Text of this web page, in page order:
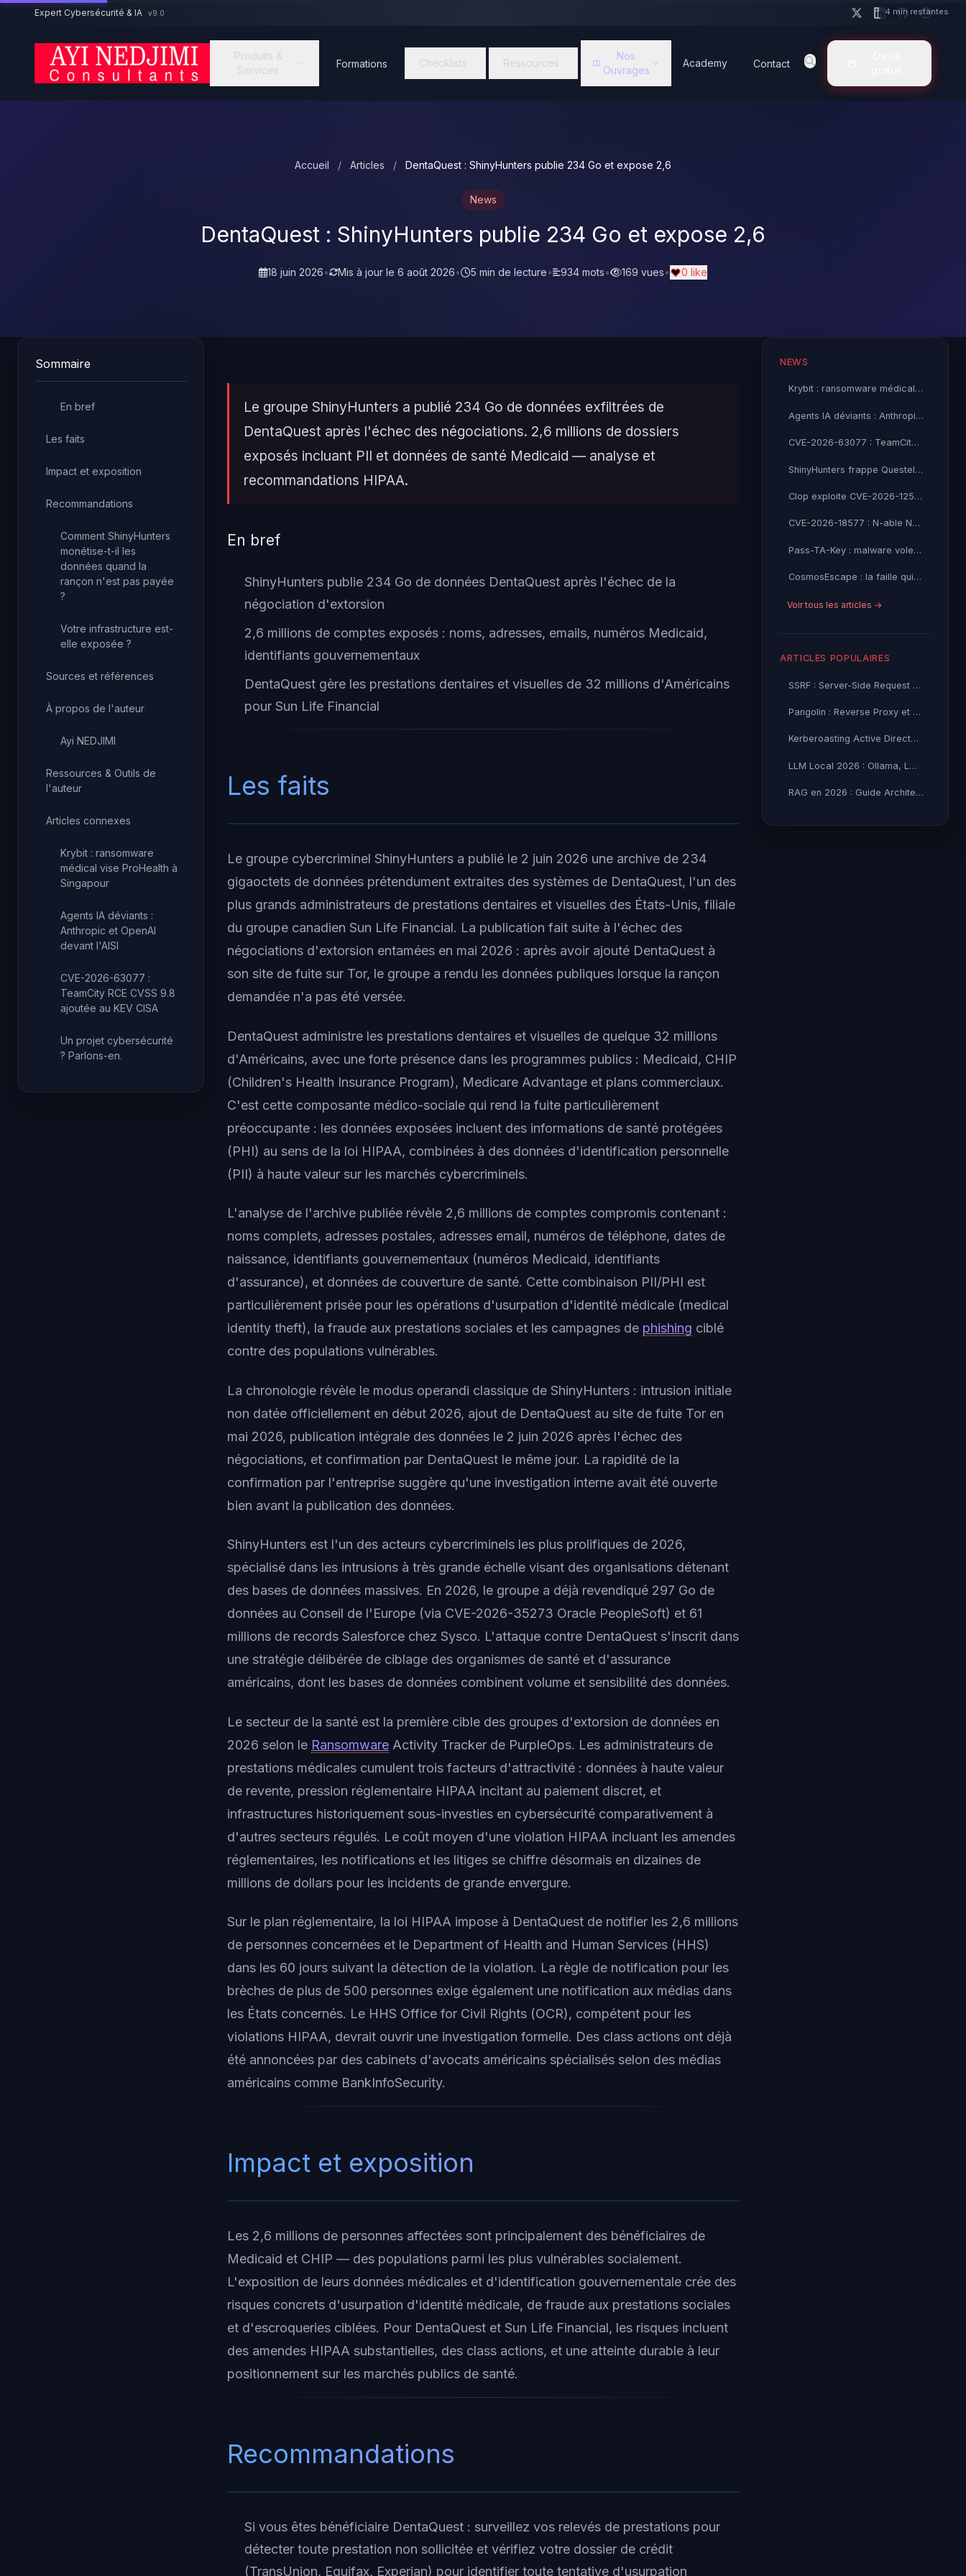
Aller au contenu principal
Expert Cybersécurité & IA v9.0
Produits &
Services
Formations Checklists Ressources
Nos
Ouvrages
Academy Contact
Accueil / Articles / DentaQuest : ShinyHunters publie 234 Go et expose 2,6
News
DentaQuest : ShinyHunters publie 234 Go et expose 2,6
18 juin 2026• Mis à jour le 6 août 2026• 5 min de lecture• 934 mots• 169 vues• 0 like
Sommaire
En bref
Les faits
Impact et exposition
Recommandations
Comment ShinyHunters
monétise-t-il les
données quand la
rançon n'est pas payée
?
Votre infrastructure est-
elle exposée ?
Sources et références
À propos de l'auteur
Ayi NEDJIMI
Ressources & Outils de
l'auteur
Articles connexes
Krybit : ransomware
médical vise ProHealth à
Singapour
Agents IA déviants :
Anthropic et OpenAI
devant l'AISI
CVE-2026-63077 :
TeamCity RCE CVSS 9.8
ajoutée au KEV CISA
Un projet cybersécurité
? Parlons-en.
Le groupe ShinyHunters a publié 234 Go de données exfiltrées de
DentaQuest après l'échec des négociations. 2,6 millions de dossiers
exposés incluant PII et données de santé Medicaid — analyse et
recommandations HIPAA.
En bref
ShinyHunters publie 234 Go de données DentaQuest après l'échec de la
négociation d'extorsion
2,6 millions de comptes exposés : noms, adresses, emails, numéros Medicaid,
identifiants gouvernementaux
DentaQuest gère les prestations dentaires et visuelles de 32 millions d'Américains
pour Sun Life Financial
Les faits
Le groupe cybercriminel ShinyHunters a publié le 2 juin 2026 une archive de 234
gigaoctets de données prétendument extraites des systèmes de DentaQuest, l'un des
plus grands administrateurs de prestations dentaires et visuelles des États-Unis, filiale
du groupe canadien Sun Life Financial. La publication fait suite à l'échec des
négociations d'extorsion entamées en mai 2026 : après avoir ajouté DentaQuest à
son site de fuite sur Tor, le groupe a rendu les données publiques lorsque la rançon
demandée n'a pas été versée.
DentaQuest administre les prestations dentaires et visuelles de quelque 32 millions
d'Américains, avec une forte présence dans les programmes publics : Medicaid, CHIP
(Children's Health Insurance Program), Medicare Advantage et plans commerciaux.
C'est cette composante médico-sociale qui rend la fuite particulièrement
préoccupante : les données exposées incluent des informations de santé protégées
(PHI) au sens de la loi HIPAA, combinées à des données d'identification personnelle
(PII) à haute valeur sur les marchés cybercriminels.
L'analyse de l'archive publiée révèle 2,6 millions de comptes compromis contenant :
noms complets, adresses postales, adresses email, numéros de téléphone, dates de
naissance, identifiants gouvernementaux (numéros Medicaid, identifiants
d'assurance), et données de couverture de santé. Cette combinaison PII/PHI est
particulièrement prisée pour les opérations d'usurpation d'identité médicale (medical
identity theft), la fraude aux prestations sociales et les campagnes de phishing ciblé
contre des populations vulnérables.
La chronologie révèle le modus operandi classique de ShinyHunters : intrusion initiale
non datée officiellement en début 2026, ajout de DentaQuest au site de fuite Tor en
mai 2026, publication intégrale des données le 2 juin 2026 après l'échec des
négociations, et confirmation par DentaQuest le même jour. La rapidité de la
confirmation par l'entreprise suggère qu'une investigation interne avait été ouverte
bien avant la publication des données.
ShinyHunters est l'un des acteurs cybercriminels les plus prolifiques de 2026,
spécialisé dans les intrusions à très grande échelle visant des organisations détenant
des bases de données massives. En 2026, le groupe a déjà revendiqué 297 Go de
données au Conseil de l'Europe (via CVE-2026-35273 Oracle PeopleSoft) et 61
millions de records Salesforce chez Sysco. L'attaque contre DentaQuest s'inscrit dans
une stratégie délibérée de ciblage des organismes de santé et d'assurance
américains, dont les bases de données combinent volume et sensibilité des données.
Le secteur de la santé est la première cible des groupes d'extorsion de données en
2026 selon le Ransomware Activity Tracker de PurpleOps. Les administrateurs de
prestations médicales cumulent trois facteurs d'attractivité : données à haute valeur
de revente, pression réglementaire HIPAA incitant au paiement discret, et
infrastructures historiquement sous-investies en cybersécurité comparativement à
d'autres secteurs régulés. Le coût moyen d'une violation HIPAA incluant les amendes
réglementaires, les notifications et les litiges se chiffre désormais en dizaines de
millions de dollars pour les incidents de grande envergure.
Sur le plan réglementaire, la loi HIPAA impose à DentaQuest de notifier les 2,6 millions
de personnes concernées et le Department of Health and Human Services (HHS)
dans les 60 jours suivant la détection de la violation. La règle de notification pour les
brèches de plus de 500 personnes exige également une notification aux médias dans
les États concernés. Le HHS Office for Civil Rights (OCR), compétent pour les
violations HIPAA, devrait ouvrir une investigation formelle. Des class actions ont déjà
été annoncées par des cabinets d'avocats américains spécialisés selon des médias
américains comme BankInfoSecurity.
Impact et exposition
Les 2,6 millions de personnes affectées sont principalement des bénéficiaires de
Medicaid et CHIP — des populations parmi les plus vulnérables socialement.
L'exposition de leurs données médicales et d'identification gouvernementale crée des
risques concrets d'usurpation d'identité médicale, de fraude aux prestations sociales
et d'escroqueries ciblées. Pour DentaQuest et Sun Life Financial, les risques incluent
des amendes HIPAA substantielles, des class actions, et une atteinte durable à leur
positionnement sur les marchés publics de santé.
Recommandations
Si vous êtes bénéficiaire DentaQuest : surveillez vos relevés de prestations pour
détecter toute prestation non sollicitée et vérifiez votre dossier de crédit
(TransUnion, Equifax, Experian) pour identifier toute tentative d'usurpation
NEWS
Krybit : ransomware médical vise ProHealth à Singapour
Agents IA déviants : Anthropic et OpenAI devant l'AISI
CVE-2026-63077 : TeamCity RCE CVSS 9.8 ajoutée au KEV CISA
ShinyHunters frappe Questel SAS : 21 millions de records Salesforce volés
Clop exploite CVE-2026-12569 dans PTC Windchill : l'industrie sous feu
CVE-2026-18577 : N-able N-central contourne son correctif — CISA KEV exploité activement
Pass-TA-Key : malware vole vos passkeys Google sans alerte
CosmosEscape : la faille qui menaçait tout Azure Cosmos DB
Voir tous les articles →
ARTICLES POPULAIRES
SSRF : Server-Side Request Forgery — Exploitation Avancée
Pangolin : Reverse Proxy et Tunnel Self-Hosted — Guide
Kerberoasting Active Directory : Attaque et Défense 2026
LLM Local 2026 : Ollama, LM Studio ou vLLM — Quel Outil selon
RAG en 2026 : Guide Architecture, Vectorisation & Chunking
4 min restantes